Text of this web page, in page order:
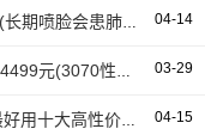
04-14
03-29
04-15